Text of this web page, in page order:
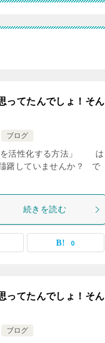
ってたんでしょ！そん
ブログ
を活性化する方法」 は
躇していませんか？ で
続きを読む
0
ってたんでしょ！そん
ブログ